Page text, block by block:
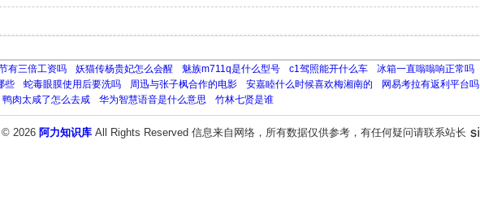
有三倍工资吗 妖猫传杨贵妃怎么会醒 魅族m711q是什么型号 c1驾照能开什么车 冰箱一直嗡嗡响正常吗
些 蛇毒眼膜使用后要洗吗 周迅与张子枫合作的电影 安嘉睦什么时候喜欢梅湘南的 网易考拉有返利平台吗
鸭肉太咸了怎么去咸 华为智慧语音是什么意思 竹林七贤是谁
© 2026 阿力知识库All Rights Reserved 信息来自网络，所有数据仅供参考，有任何疑问请联系站长